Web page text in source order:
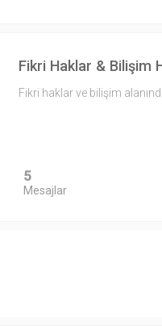
Fikri Haklar & Bilişim
Fikri haklar ve bilişim
5
Mesajlar